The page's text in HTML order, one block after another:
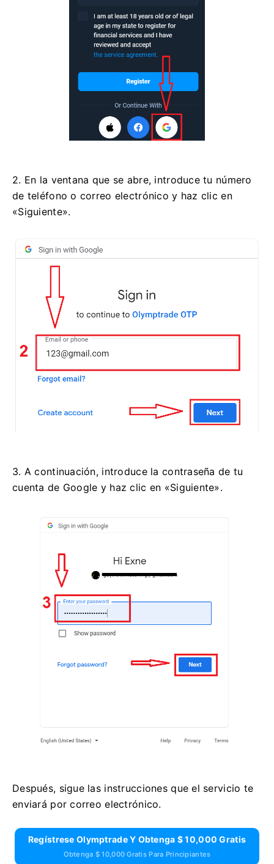
2. En la ventana que se abre, introduce tu número
de teléfono o correo electrónico y haz clic en
«Siguiente».
3. A continuación, introduce la contraseña de tu
cuenta de Google y haz clic en «Siguiente».
Después, sigue las instrucciones que el servicio te
enviará por correo electrónico.
Regístrese Olymptrade Y Obtenga $ 10,000 Gratis
Obtenga $ 10,000 Gratis Para Principiantes